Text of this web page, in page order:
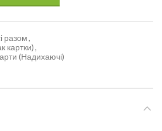
разом,
картки),
(Надихаючі)